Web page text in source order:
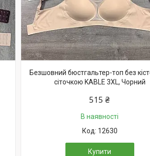
Безшовний бюстгальтер-топ без
сіточкою KABLE 3XL, Чорний
515 ₴
В наявності
12630
Купити